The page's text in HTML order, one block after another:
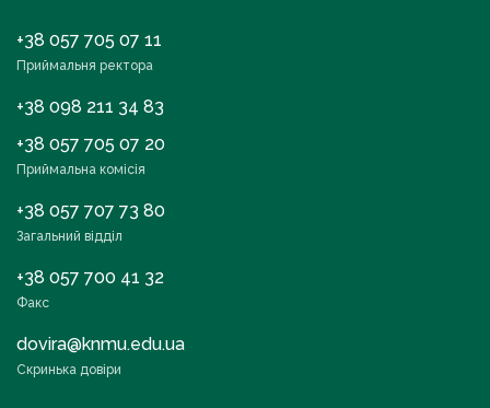
+38 057 705 07 11
Приймальня ректора
+38 098 211 34 83
+38 057 705 07 20
Приймальна комісія
+38 057 707 73 80
Загальний відділ
+38 057 700 41 32
Факс
dovira@knmu.edu.ua
Скринька довіри